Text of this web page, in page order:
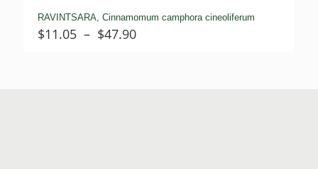
RAVINTSARA, Cinnamomum camphora cineoliferum
$11.05 – $47.90Plage